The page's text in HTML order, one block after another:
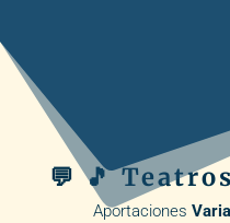
💬 🎵
Aportaciones